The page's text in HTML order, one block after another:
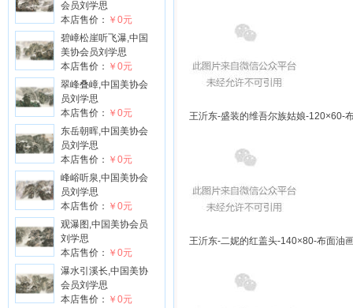
会员刘学思
本店售价： ￥0元
碧嶂松崖听飞瀑,中国
美协会员刘学思
本店售价： ￥0元
翠峰叠嶂,中国美协会
员刘学思
本店售价： ￥0元
东岳朝晖,中国美协会
员刘学思
本店售价： ￥0元
峰峪听泉,中国美协会
员刘学思
本店售价： ￥0元
观瀑图,中国美协会员
刘学思
本店售价： ￥0元
瀑水引溪长,中国美协
会员刘学思
本店售价： ￥0元
王沂东-盛装的维吾尔族姑娘-120×60-
王沂东-二妮的红盖头-140×80-布面油